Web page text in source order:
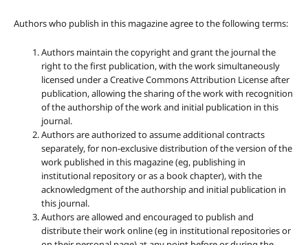
Authors who publish in this magazine agree to the following terms:
Authors maintain the copyright and grant the journal the
right to the first publication, with the work simultaneously
licensed under a Creative Commons Attribution License after
publication, allowing the sharing of the work with recognition
of the authorship of the work and initial publication in this
journal.
Authors are authorized to assume additional contracts
separately, for non-exclusive distribution of the version of the
work published in this magazine (eg, publishing in
institutional repository or as a book chapter), with the
acknowledgment of the authorship and initial publication in
this journal.
Authors are allowed and encouraged to publish and
distribute their work online (eg in institutional repositories or